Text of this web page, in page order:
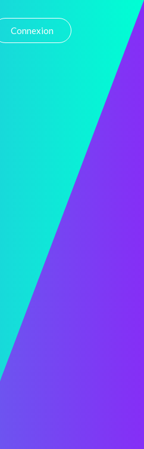
Connexion